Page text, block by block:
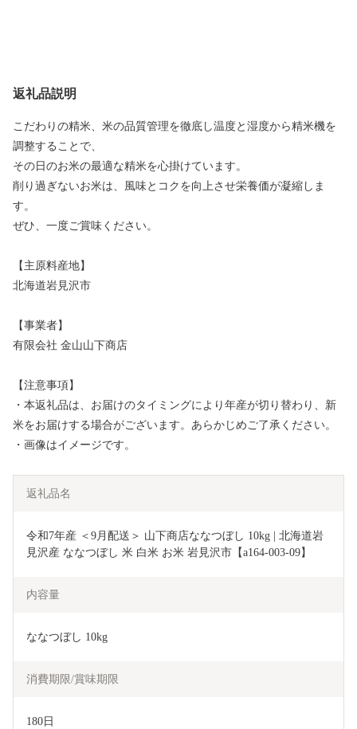
返礼品説明
こだわりの精米、米の品質管理を徹底し温度と湿度から精米機を
調整することで、
その日のお米の最適な精米を心掛けています。
削り過ぎないお米は、風味とコクを向上させ栄養価が凝縮しま
す。
ぜひ、一度ご賞味ください。
【主原料産地】
北海道岩見沢市
【事業者】
有限会社 金山山下商店
【注意事項】
・本返礼品は、お届けのタイミングにより年産が切り替わり、新
米をお届けする場合がございます。あらかじめご了承ください。
・画像はイメージです。
返礼品名
令和7年産 ＜9月配送＞ 山下商店ななつぼし 10kg | 北海道岩
見沢産 ななつぼし 米 白米 お米 岩見沢市【a164-003-09】
内容量
ななつぼし 10kg
消費期限/賞味期限
180日